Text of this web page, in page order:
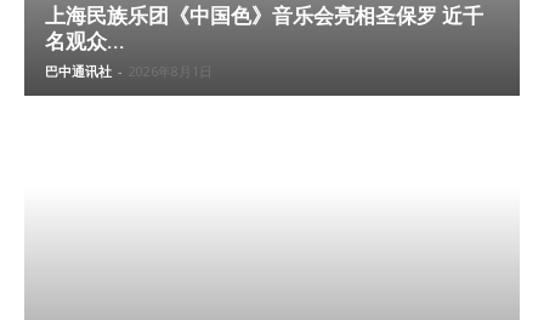
上海民族乐团《中国色》音乐会亮相圣保罗 近千
名观众...
巴中通讯社 - 2026年8月1日